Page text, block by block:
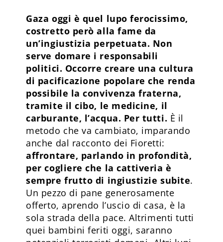
Gaza oggi è quel lupo ferocissimo,
costretto però alla fame da
un’ingiustizia perpetuata. Non
serve domare i responsabili
politici. Occorre creare una cultura
di pacificazione popolare che renda
possibile la convivenza fraterna,
tramite il cibo, le medicine, il
carburante, l’acqua. Per tutti. È il
metodo che va cambiato, imparando
anche dal racconto dei Fioretti:
affrontare, parlando in profondità,
per cogliere che la cattiveria è
sempre frutto di ingiustizie subite.
Un pezzo di pane generosamente
offerto, aprendo l’uscio di casa, è la
sola strada della pace. Altrimenti tutti
quei bambini feriti oggi, saranno